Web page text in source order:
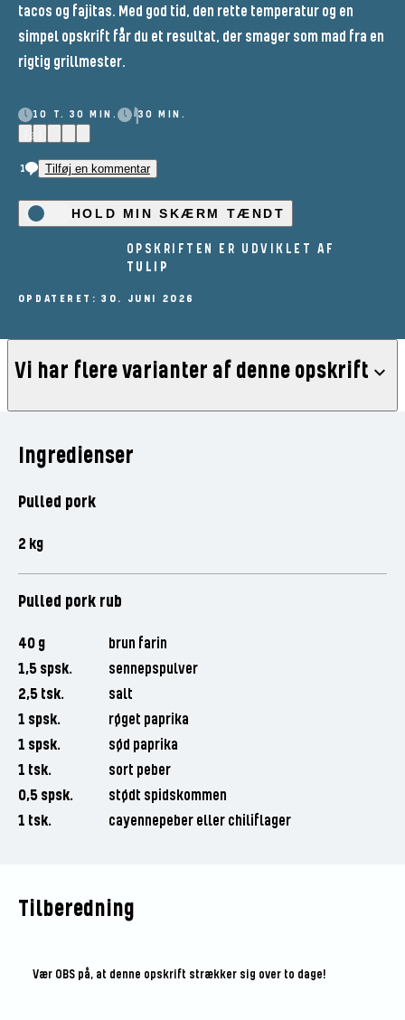
tacos og fajitas. Med god tid, den rette temperatur og en
simpel opskrift får du et resultat, der smager som mad fra en
rigtig grillmester.
10 T. 30 MIN.
30 MIN.
(2)
1 Tilføj en kommentar
HOLD MIN SKÆRM TÆNDT
OPSKRIFTEN ER UDVIKLET AF
TULIP
OPDATERET: 30. JUNI 2026
Vi har flere varianter af denne opskrift
(5)
Ingredienser
Pulled pork
2 kg
Pulled pork rub
40 g
brun farin
1,5 spsk.
sennepspulver
2,5 tsk.
salt
1 spsk.
røget paprika
1 spsk.
sød paprika
1 tsk.
sort peber
0,5 spsk.
stødt spidskommen
1 tsk.
cayennepeber eller chiliflager
Tilberedning
Vær OBS på, at denne opskrift strækker sig over to dage!